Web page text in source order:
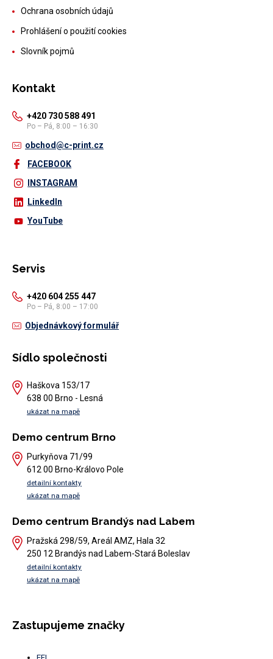
Ochrana osobních údajů
Prohlášení o použití cookies
Slovník pojmů
Kontakt
+420 730 588 491
Po – Pá, 8:00 – 16:30
obchod@c-print.cz
FACEBOOK
INSTAGRAM
LinkedIn
YouTube
Servis
+420 604 255 447
Po – Pá, 8:00 – 17:00
Objednávkový formulář
Sídlo společnosti
Haškova 153/17
638 00 Brno - Lesná
ukázat na mapě
Demo centrum Brno
Purkyňova 71/99
612 00 Brno-Královo Pole
detailní kontakty
ukázat na mapě
Demo centrum Brandýs nad Labem
Pražská 298/59, Areál AMZ, Hala 32
250 12 Brandýs nad Labem-Stará Boleslav
detailní kontakty
ukázat na mapě
Zastupujeme značky